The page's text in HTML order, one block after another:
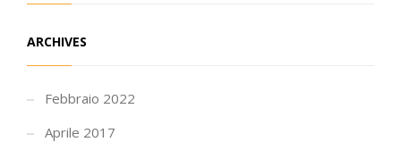
ARCHIVES
Febbraio 2022
Aprile 2017